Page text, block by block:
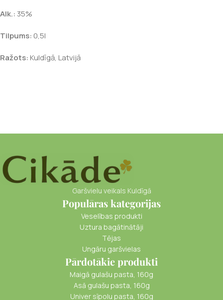
Alk.: 35%
Tilpums:0,5l
Ražots:Kuldīgā, Latvijā
Garšvielu veikals Kuldīgā
Populāras kategorijas
Veselības produkti
Uztura bagātinātāji
Tējas
Ungāru garšvielas
Pārdotākie produkti
Maigā gulašu pasta, 160g
Asā gulašu pasta, 160g
Univer sīpolu pasta, 160g